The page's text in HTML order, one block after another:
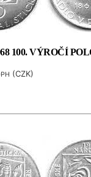
100. VÝROČÍ
(CZK)